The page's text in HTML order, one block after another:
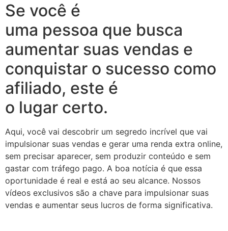
Se você é
uma pessoa que busca
aumentar suas vendas e
conquistar o sucesso como
afiliado, este é
o lugar certo.
Aqui, você vai descobrir um segredo incrível que vai
impulsionar suas vendas e gerar uma renda extra online,
sem precisar aparecer, sem produzir conteúdo e sem
gastar com tráfego pago. A boa notícia é que essa
oportunidade é real e está ao seu alcance. Nossos
vídeos exclusivos são a chave para impulsionar suas
vendas e aumentar seus lucros de forma significativa.